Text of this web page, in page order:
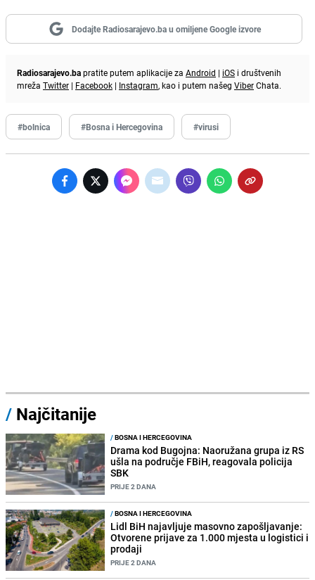
Dodajte Radiosarajevo.ba u omiljene Google izvore
Radiosarajevo.bapratite putem aplikacije za Android | iOS i društvenih
mreža Twitter | Facebook | Instagram, kao i putem našeg ViberChata.
#bolnica #Bosna i Hercegovina #virusi
/ Najčitanije
/BOSNA I HERCEGOVINA
Drama kod Bugojna: Naoružana grupa iz RS
ušla na područje FBiH, reagovala policija
SBK
PRIJE 2 DANA
/BOSNA I HERCEGOVINA
Lidl BiH najavljuje masovno zapošljavanje:
Otvorene prijave za 1.000 mjesta u logistici i
prodaji
PRIJE 2 DANA